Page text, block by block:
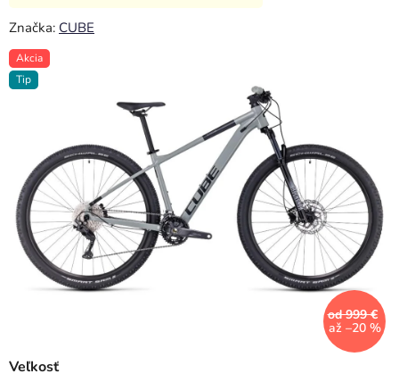
Veľkosť
produktu
je
0,0
hviezdičiek.
Značka: CUBE
Akcia
Tip
od 999 €
až –20 %